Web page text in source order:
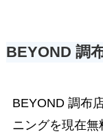
BEYOND 調
BEYOND 調布
ニングを現在無